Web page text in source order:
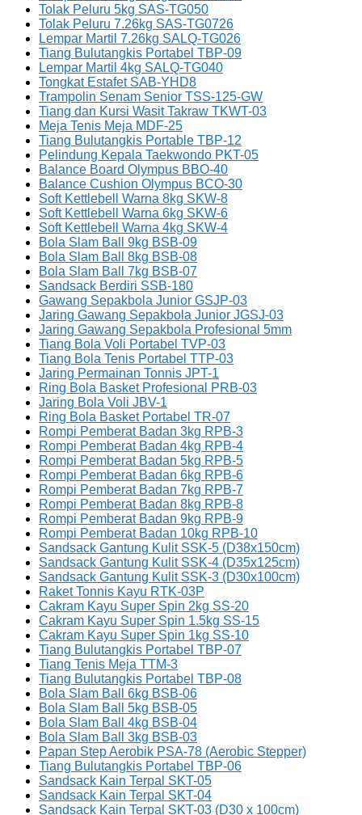
Tolak Peluru 5kg SAS-TG050
Tolak Peluru 7.26kg SAS-TG0726
Lempar Martil 7.26kg SALQ-TG026
Tiang Bulutangkis Portabel TBP-09
Lempar Martil 4kg SALQ-TG040
Tongkat Estafet SAB-YHD8
Trampolin Senam Senior TSS-125-GW
Tiang dan Kursi Wasit Takraw TKWT-03
Meja Tenis Meja MDF-25
Tiang Bulutangkis Portable TBP-12
Pelindung Kepala Taekwondo PKT-05
Balance Board Olympus BBO-40
Balance Cushion Olympus BCO-30
Soft Kettlebell Warna 8kg SKW-8
Soft Kettlebell Warna 6kg SKW-6
Soft Kettlebell Warna 4kg SKW-4
Bola Slam Ball 9kg BSB-09
Bola Slam Ball 8kg BSB-08
Bola Slam Ball 7kg BSB-07
Sandsack Berdiri SSB-180
Gawang Sepakbola Junior GSJP-03
Jaring Gawang Sepakbola Junior JGSJ-03
Jaring Gawang Sepakbola Profesional 5mm
Tiang Bola Voli Portabel TVP-03
Tiang Bola Tenis Portabel TTP-03
Jaring Permainan Tonnis JPT-1
Ring Bola Basket Profesional PRB-03
Jaring Bola Voli JBV-1
Ring Bola Basket Portabel TR-07
Rompi Pemberat Badan 3kg RPB-3
Rompi Pemberat Badan 4kg RPB-4
Rompi Pemberat Badan 5kg RPB-5
Rompi Pemberat Badan 6kg RPB-6
Rompi Pemberat Badan 7kg RPB-7
Rompi Pemberat Badan 8kg RPB-8
Rompi Pemberat Badan 9kg RPB-9
Rompi Pemberat Badan 10kg RPB-10
Sandsack Gantung Kulit SSK-5 (D38x150cm)
Sandsack Gantung Kulit SSK-4 (D35x125cm)
Sandsack Gantung Kulit SSK-3 (D30x100cm)
Raket Tonnis Kayu RTK-03P
Cakram Kayu Super Spin 2kg SS-20
Cakram Kayu Super Spin 1.5kg SS-15
Cakram Kayu Super Spin 1kg SS-10
Tiang Bulutangkis Portabel TBP-07
Tiang Tenis Meja TTM-3
Tiang Bulutangkis Portabel TBP-08
Bola Slam Ball 6kg BSB-06
Bola Slam Ball 5kg BSB-05
Bola Slam Ball 4kg BSB-04
Bola Slam Ball 3kg BSB-03
Papan Step Aerobik PSA-78 (Aerobic Stepper)
Tiang Bulutangkis Portabel TBP-06
Sandsack Kain Terpal SKT-05
Sandsack Kain Terpal SKT-04
Sandsack Kain Terpal SKT-03 (D30 x 100cm)